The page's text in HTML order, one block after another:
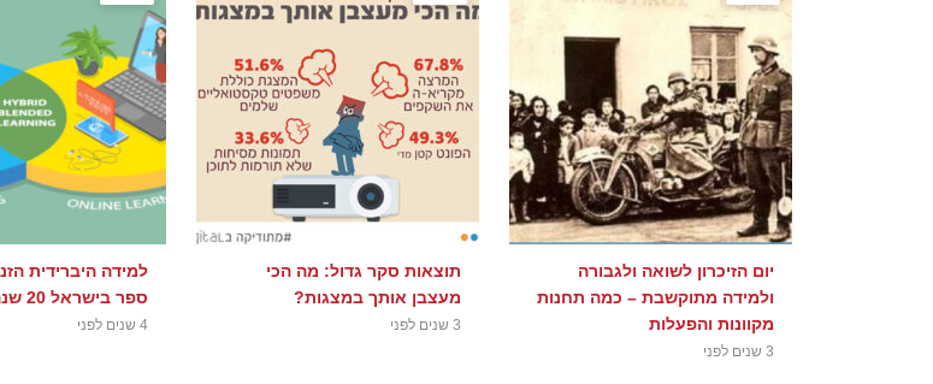
יום הזיכרון לשואה ולגבורה
ולמידה מתוקשבת – כמה תחנות
מקוונות והפעלות
3 שנים לפני
תוצאות סקר גדול: מה הכי
מעצבן אותך במצגות?
3 שנים לפני
למידה היברידית
ספר בישראל 20 שנה קדימה
4 שנים לפני